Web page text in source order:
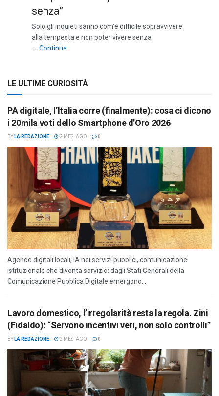
senza”
Solo gli inquieti sanno com’è difficile sopravvivere
alla tempesta e non poter vivere senza
Continua
LE ULTIME CURIOSITÀ
PA digitale, l’Italia corre (finalmente): cosa ci dicono
i 20mila voti dello Smartphone d’Oro 2026
BY LA REDAZIONE 2 MESI AGO 0
Agende digitali locali, IA nei servizi pubblici, comunicazione
istituzionale che diventa servizio: dagli Stati Generali della
Comunicazione Pubblica Digitale emergono...
Lavoro domestico, l’irregolarità resta la regola. Zini
(Fidaldo): “Servono incentivi veri, non solo controlli”
BY LA REDAZIONE 2 MESI AGO 0